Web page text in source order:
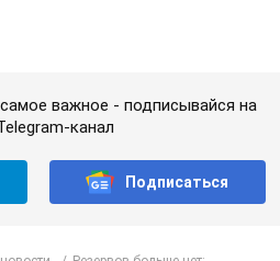
важное - подписывайся на
канал
Подписаться